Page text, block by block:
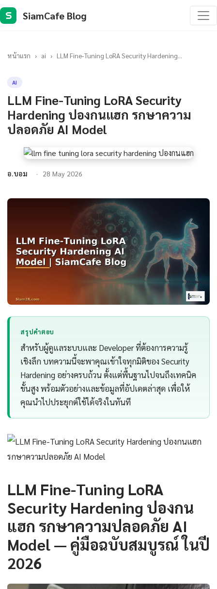
S SiamCafe Blog
หน้าแรก › ai › LLM Fine-Tuning LoRA Security Hardening...
AI
LLM Fine-Tuning LoRA Security
Hardening ปองกนแฮก รกษาความ
ปลอดภัย AI Model
อ.บอม 28 May 2026
สรุปคำตอบ
สำหรับผู้ดูแลระบบและ Developer ที่ต้องการความรู้
เชิงลึก บทความนี้จะพาคุณเข้าใจทุกมิติของ Security
Hardening อย่างครบถ้วน ตั้งแต่พื้นฐานไปจนถึงเทคนิค
ขั้นสูง พร้อมตัวอย่างและข้อมูลที่อัปเดตล่าสุด เพื่อให้
คุณนำไปประยุกต์ใช้ได้จริงในทันที
LLM Fine-Tuning LoRA
Security Hardening ปองกน
แฮก รกษาความปลอดภัย AI
Model — คู่มือฉบับสมบูรณ์ ในปี
2026